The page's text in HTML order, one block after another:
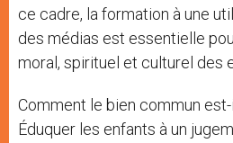
ce cadre, la formation à une
des médias est essentielle
moral, spirituel et culturel des
Comment le bien commun
Éduquer les enfants à un